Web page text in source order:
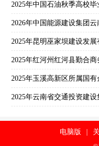
2025年中国石油秋季高校
2026年中国能源建设集团
2025年红河州红河县勤合
2025年玉溪高新区所属国
电脑版